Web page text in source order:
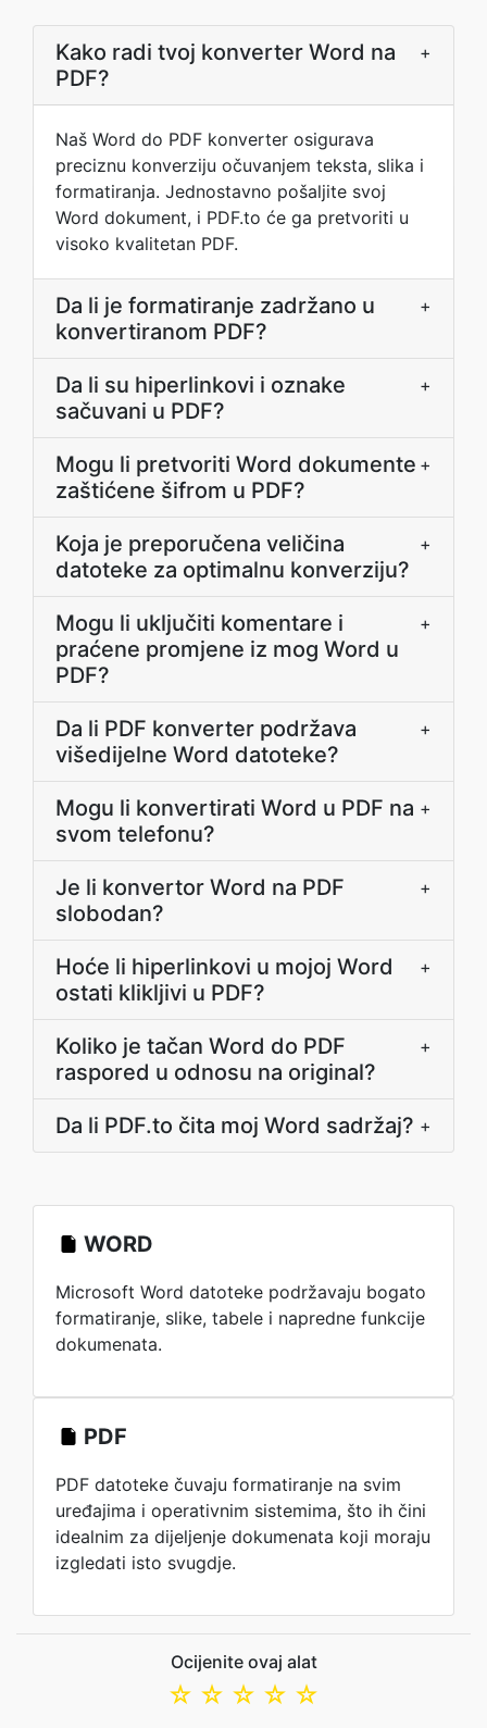
Kako radi tvoj konverter Word na
PDF?
+
Naš Word do PDF konverter osigurava
preciznu konverziju očuvanjem teksta, slika i
formatiranja. Jednostavno pošaljite svoj
Word dokument, i PDF.to će ga pretvoriti u
visoko kvalitetan PDF.
Da li je formatiranje zadržano u
konvertiranom PDF?
+
Da li su hiperlinkovi i oznake
sačuvani u PDF?
+
Mogu li pretvoriti Word dokumente
zaštićene šifrom u PDF?
+
Koja je preporučena veličina
datoteke za optimalnu konverziju?
+
Mogu li uključiti komentare i
praćene promjene iz mog Word u
PDF?
+
Da li PDF konverter podržava
višedijelne Word datoteke?
+
Mogu li konvertirati Word u PDF na
svom telefonu?
+
Je li konvertor Word na PDF
slobodan?
+
Hoće li hiperlinkovi u mojoj Word
ostati klikljivi u PDF?
+
Koliko je tačan Word do PDF
raspored u odnosu na original?
+
Da li PDF.to čita moj Word sadržaj? +
WORD
Microsoft Word datoteke podržavaju bogato
formatiranje, slike, tabele i napredne funkcije
dokumenata.
PDF
PDF datoteke čuvaju formatiranje na svim
uređajima i operativnim sistemima, što ih čini
idealnim za dijeljenje dokumenata koji moraju
izgledati isto svugdje.
Ocijenite ovaj alat
☆
☆
☆
☆
☆